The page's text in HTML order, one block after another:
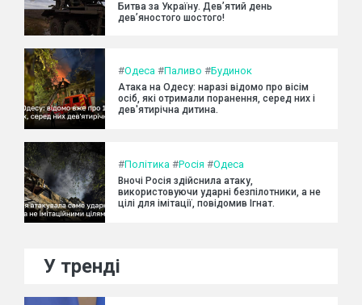
Битва за Україну. Дев’ятий день
дев’яностого шостого!
#Одеса #Паливо #Будинок
Атака на Одесу: наразі відомо про вісім
осіб, які отримали поранення, серед них і
дев'ятирічна дитина.
#Політика #Росія #Одеса
Вночі Росія здійснила атаку,
використовуючи ударні безпілотники, а не
цілі для імітації, повідомив Ігнат.
У тренді